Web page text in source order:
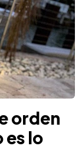
orden
es lo